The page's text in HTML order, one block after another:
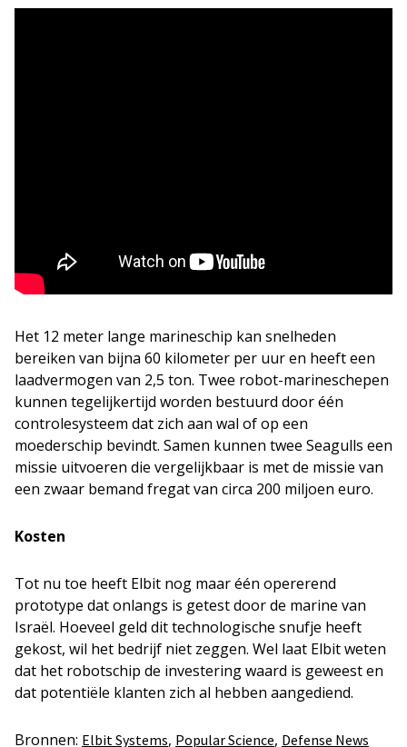
Het 12 meter lange marineschip kan snelheden
bereiken van bijna 60 kilometer per uur en heeft een
laadvermogen van 2,5 ton. Twee robot-marineschepen
kunnen tegelijkertijd worden bestuurd door één
controlesysteem dat zich aan wal of op een
moederschip bevindt. Samen kunnen twee Seagulls een
missie uitvoeren die vergelijkbaar is met de missie van
een zwaar bemand fregat van circa 200 miljoen euro.
Kosten
Tot nu toe heeft Elbit nog maar één opererend
prototype dat onlangs is getest door de marine van
Israël. Hoeveel geld dit technologische snufje heeft
gekost, wil het bedrijf niet zeggen. Wel laat Elbit weten
dat het robotschip de investering waard is geweest en
dat potentiële klanten zich al hebben aangediend.
Bronnen: Elbit Systems, Popular Science, Defense News